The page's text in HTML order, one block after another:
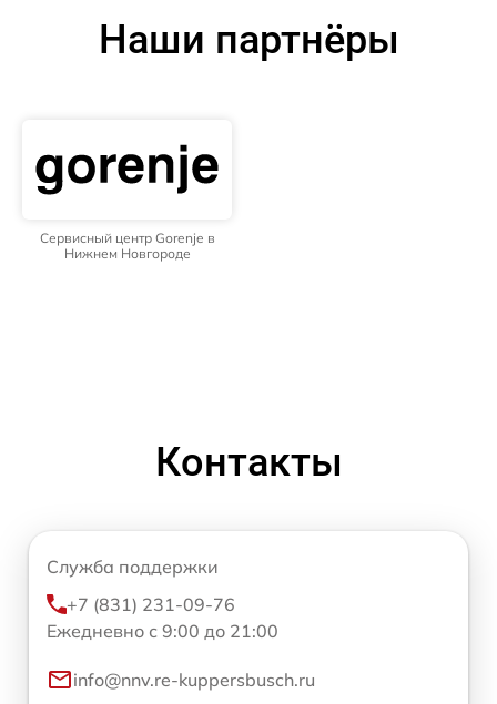
Наши партнёры
Сервисный центр Gorenje в
Нижнем Новгороде
Контакты
Служба поддержки
+7 (831) 231-09-76
Ежедневно с 9:00 до 21:00
info@nnv.re-kuppersbusch.ru